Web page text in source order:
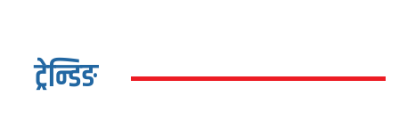
ट्रेन्डिङ